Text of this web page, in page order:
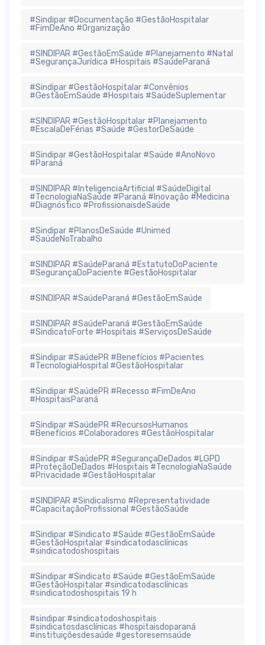
#Sindipar #Documentação #GestãoHospitalar
#FimDeAno #Organização
#SINDIPAR #GestãoEmSaúde #Planejamento #Natal
#SegurançaJurídica #Hospitais #SaúdeParaná
#Sindipar #GestãoHospitalar #Convênios
#GestãoEmSaúde #Hospitais #SaúdeSuplementar
#SINDIPAR #GestãoHospitalar #Planejamento
#EscalaDeFérias #Saúde #GestorDeSaúde
#Sindipar #GestãoHospitalar #Saúde #AnoNovo
#Paraná
#SINDIPAR #InteligenciaArtificial #SaúdeDigital
#TecnologiaNaSaúde #Paraná #Inovação #Medicina
#Diagnóstico #ProfissionaisdeSaúde
#Sindipar #PlanosDeSaúde #Unimed
#SaúdeNoTrabalho
#SINDIPAR #SaúdeParaná #EstatutoDoPaciente
#SegurançaDoPaciente #GestãoHospitalar
#SINDIPAR #SaúdeParaná #GestãoEmSaúde
#SINDIPAR #SaúdeParaná #GestãoEmSaúde
#SindicatoForte #Hospitais #ServiçosDeSaúde
#Sindipar #SaúdePR #Benefícios #Pacientes
#TecnologiaHospital #GestãoHospitalar
#Sindipar #SaúdePR #Recesso #FimDeAno
#HospitaisParaná
#Sindipar #SaúdePR #RecursosHumanos
#Benefícios #Colaboradores #GestãoHospitalar
#Sindipar #SaúdePR #SegurançaDeDados #LGPD
#ProteçãoDeDados #Hospitais #TecnologiaNaSaúde
#Privacidade #GestãoHospitalar
#SINDIPAR #Sindicalismo #Representatividade
#CapacitaçãoProfissional #GestãoSaúde
#Sindipar #Sindicato #Saúde #GestãoEmSaúde
#GestãoHospitalar #sindicatodasclínicas
#sindicatodoshospitais
#Sindipar #Sindicato #Saúde #GestãoEmSaúde
#GestãoHospitalar #sindicatodasclínicas
#sindicatodoshospitais 19 h
#sindipar #sindicatodoshospitais
#sindicatosdasclínicas #hospitaisdoparaná
#instituiçõesdesaúde #gestoresemsaúde